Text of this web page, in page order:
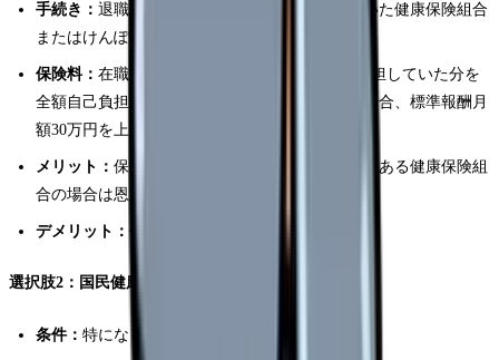
手続き： 退職日翌日から20日以内に、加入していた健康保険組合
またはけんぽ協会に申請
保険料： 在職時の約2倍。在職中は病院が半額負担していた分を
全額自己負担。ただし上限あり（けんぽ協会の場合、標準報酬月
額30万円を上限として計算）
メリット： 保険内容は在職時と同じ。付加給付がある健康保険組
合の場合は恩恵が大きい
デメリット： 保険料が高い。2年の上限あり
選択肢2：国民健康保険（市区町村の国保に加入）
条件： 特になし。居住地の市区町村で加入